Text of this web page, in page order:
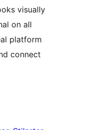
visually
on all
platform
connect